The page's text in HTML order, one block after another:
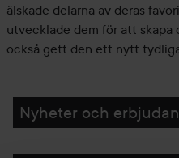
älskade delarna av deras
utvecklade dem för att skapa
också gett den ett nytt
Nyheter och